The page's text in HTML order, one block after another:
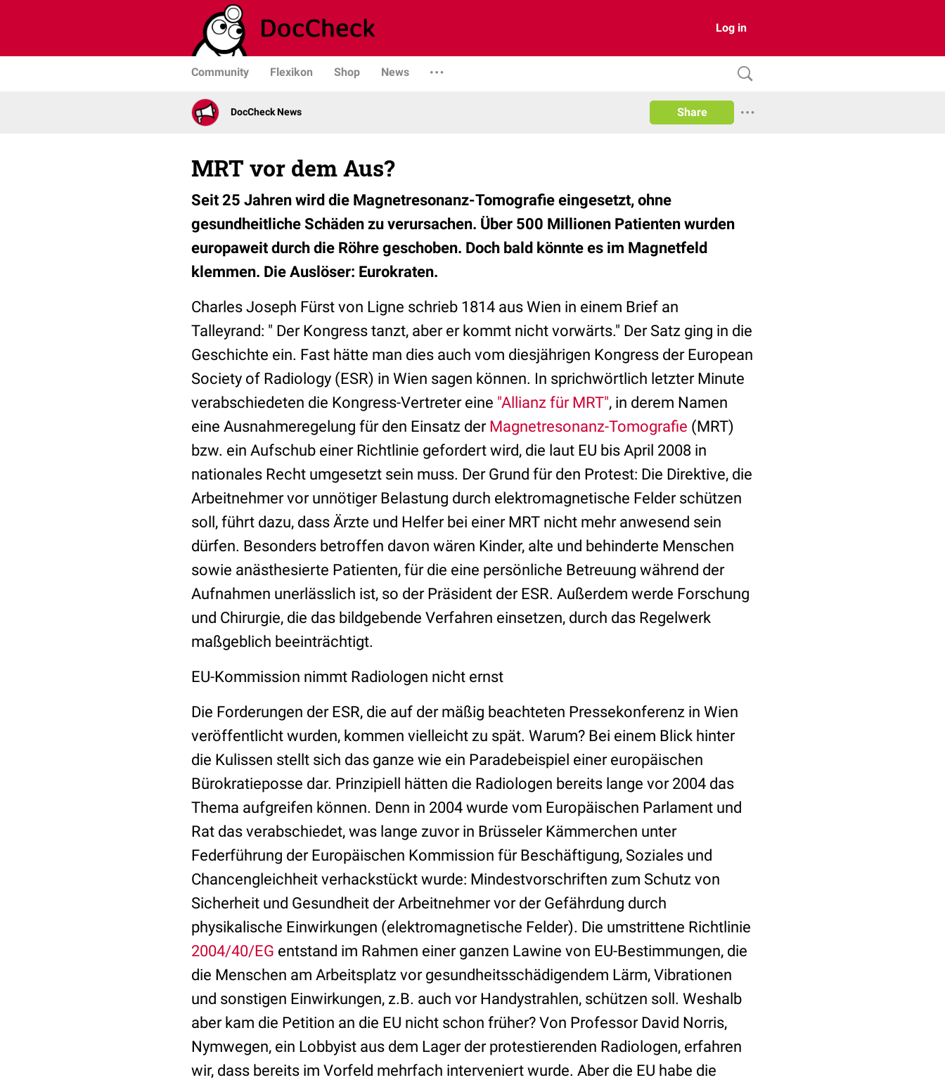
Log in
Community Flexikon Shop News
DocCheck News Share
MRT vor dem Aus?
Seit 25 Jahren wird die Magnetresonanz-Tomografie eingesetzt, ohne
gesundheitliche Schäden zu verursachen. Über 500 Millionen Patienten wurden
europaweit durch die Röhre geschoben. Doch bald könnte es im Magnetfeld
klemmen. Die Auslöser: Eurokraten.
Charles Joseph Fürst von Ligne schrieb 1814 aus Wien in einem Brief an
Talleyrand: " Der Kongress tanzt, aber er kommt nicht vorwärts." Der Satz ging in die
Geschichte ein. Fast hätte man dies auch vom diesjährigen Kongress der European
Society of Radiology (ESR) in Wien sagen können. In sprichwörtlich letzter Minute
verabschiedeten die Kongress-Vertreter eine "Allianz für MRT", in derem Namen
eine Ausnahmeregelung für den Einsatz der Magnetresonanz-Tomografie (MRT)
bzw. ein Aufschub einer Richtlinie gefordert wird, die laut EU bis April 2008 in
nationales Recht umgesetzt sein muss. Der Grund für den Protest: Die Direktive, die
Arbeitnehmer vor unnötiger Belastung durch elektromagnetische Felder schützen
soll, führt dazu, dass Ärzte und Helfer bei einer MRT nicht mehr anwesend sein
dürfen. Besonders betroffen davon wären Kinder, alte und behinderte Menschen
sowie anästhesierte Patienten, für die eine persönliche Betreuung während der
Aufnahmen unerlässlich ist, so der Präsident der ESR. Außerdem werde Forschung
und Chirurgie, die das bildgebende Verfahren einsetzen, durch das Regelwerk
maßgeblich beeinträchtigt.
EU-Kommission nimmt Radiologen nicht ernst
Die Forderungen der ESR, die auf der mäßig beachteten Pressekonferenz in Wien
veröffentlicht wurden, kommen vielleicht zu spät. Warum? Bei einem Blick hinter
die Kulissen stellt sich das ganze wie ein Paradebeispiel einer europäischen
Bürokratieposse dar. Prinzipiell hätten die Radiologen bereits lange vor 2004 das
Thema aufgreifen können. Denn in 2004 wurde vom Europäischen Parlament und
Rat das verabschiedet, was lange zuvor in Brüsseler Kämmerchen unter
Federführung der Europäischen Kommission für Beschäftigung, Soziales und
Chancengleichheit verhackstückt wurde: Mindestvorschriften zum Schutz von
Sicherheit und Gesundheit der Arbeitnehmer vor der Gefährdung durch
physikalische Einwirkungen (elektromagnetische Felder). Die umstrittene Richtlinie
2004/40/EG entstand im Rahmen einer ganzen Lawine von EU-Bestimmungen, die
die Menschen am Arbeitsplatz vor gesundheitsschädigendem Lärm, Vibrationen
und sonstigen Einwirkungen, z.B. auch vor Handystrahlen, schützen soll. Weshalb
aber kam die Petition an die EU nicht schon früher? Von Professor David Norris,
Nymwegen, ein Lobbyist aus dem Lager der protestierenden Radiologen, erfahren
wir, dass bereits im Vorfeld mehrfach interveniert wurde. Aber die EU habe die